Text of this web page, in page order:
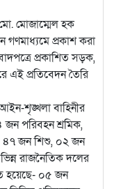
মোজাম্মেল হক
গণমাধ্যমে প্রকাশ করা
প্রকাশিত সড়ক,
এই প্রতিবেদন তৈরি
শৃঙ্খলা বাহিনীর
পরিবহন শ্রমিক,
৪৭ জন শিশু, ০২ জন
রাজনৈতিক দলের
হয়েছে- ০৫ জন